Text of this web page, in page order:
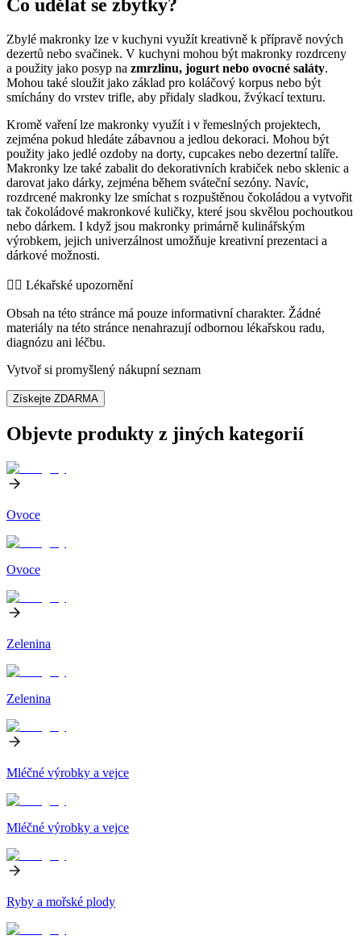
Co udělat se zbytky?
Zbylé makronky lze v kuchyni využít kreativně k přípravě nových
dezertů nebo svačinek. V kuchyni mohou být makronky rozdrceny
a použity jako posyp na zmrzlinu, jogurt nebo ovocné saláty.
Mohou také sloužit jako základ pro koláčový korpus nebo být
smíchány do vrstev trifle, aby přidaly sladkou, žvýkací texturu.
Kromě vaření lze makronky využít i v řemeslných projektech,
zejména pokud hledáte zábavnou a jedlou dekoraci. Mohou být
použity jako jedlé ozdoby na dorty, cupcakes nebo dezertní talíře.
Makronky lze také zabalit do dekorativních krabiček nebo sklenic a
darovat jako dárky, zejména během sváteční sezóny. Navíc,
rozdrcené makronky lze smíchat s rozpuštěnou čokoládou a vytvořit
tak čokoládové makronkové kuličky, které jsou skvělou pochoutkou
nebo dárkem. I když jsou makronky primárně kulinářským
výrobkem, jejich univerzálnost umožňuje kreativní prezentaci a
dárkové možnosti.
👨‍⚕️️ Lékařské upozornění
Obsah na této stránce má pouze informativní charakter. Žádné
materiály na této stránce nenahrazují odbornou lékařskou radu,
diagnózu ani léčbu.
Vytvoř si promyšlený nákupní seznam
Získejte ZDARMA
Objevte produkty z jiných kategorií
Ovoce
Ovoce
Zelenina
Zelenina
Mléčné výrobky a vejce
Mléčné výrobky a vejce
Ryby a mořské plody